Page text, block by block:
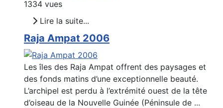
1334 vues
Lire la suite...
Raja Ampat 2006
Les îles des Raja Ampat offrent des paysages et
des fonds matins d’une exceptionnelle beauté.
L’archipel est perdu à l’extrémité ouest de la tête
d’oiseau de la Nouvelle Guinée (Péninsule de ...